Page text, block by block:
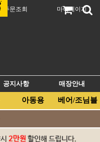
주문조회 마이페이지
공지사항 매장안내
아동용 베어/조님블